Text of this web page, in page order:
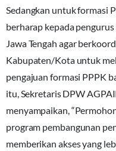
Sedangkan untuk formasi
berharap kepada
Jawa Tengah agar
Kabupaten/Kota untuk
pengajuan formasi PPPK
itu, Sekretaris DPW
menyampaikan,
program pembangunan
memberikan akses yang